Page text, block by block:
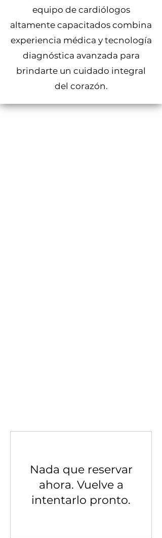
equipo de cardiólogos
altamente capacitados combina
experiencia médica y tecnología
diagnóstica avanzada para
brindarte un cuidado integral
del corazón.
Nada que reservar
ahora. Vuelve a
intentarlo pronto.